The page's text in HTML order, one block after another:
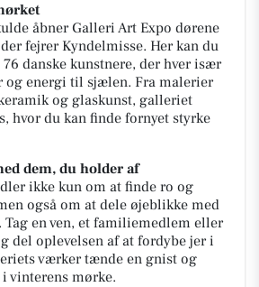
åbner Galleri Art Expo dørene
fejrer Kyndelmisse. Her kan du
danske kunstnere, der hver især
og energi til sjælen. Fra malerier
og glaskunst, galleriet
hvor du kan finde fornyet styrke
dem, du holder af
ikke kun om at finde ro og
også om at dele øjeblikke med
en ven, et familiemedlem eller
del oplevelsen af at fordybe jer i
værker tænde en gnist og
vinterens mørke.